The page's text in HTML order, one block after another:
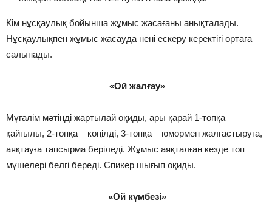
Кім нұсқаулық бойынша жұмыс жасағаны анықталады.
Нұсқаулықпен жұмыс жасауда нені ескеру керектігі ортаға
салынады.
«Ой жалғау»
Мұғалім мәтінді жартылай оқиды, ары қарай 1-топқа —
қайғылы, 2-топқа – көңілді, 3-топқа – юмормен жалғастыруға,
аяқтауға тапсырма беріледі. Жұмыс аяқталған кезде топ
мүшелері белгі береді. Спикер шығып оқиды.
«Ой күмбезі»